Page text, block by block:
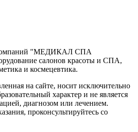
"МЕДИКАЛ СПА
салонов красоты и СПА,
и космецевтика.
на сайте, носит исключительно
характер и не является
диагнозом или лечением.
проконсультируйтесь со